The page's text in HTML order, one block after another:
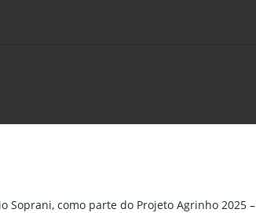
Soprani, como parte do Projeto Agrinho 2025 –